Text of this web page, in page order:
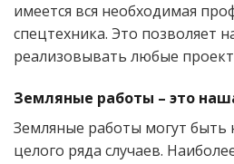
имеется вся необходимая
спецтехника. Это позволяет
реализовывать любые
Земляные работы – это
Земляные работы могут быть
целого ряда случаев.